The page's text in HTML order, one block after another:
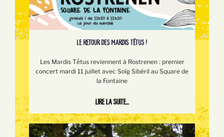
LE RETOUR DES MARDIS TÊTUS !
Les Mardis Tếtus reviennent à Rostrenen : premier
concert mardi 11 juillet avec Soïg Sibéril au Square de
la Fontaine
Lire la suite...